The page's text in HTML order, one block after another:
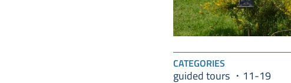
CATEGORIES
guided tours 11-19